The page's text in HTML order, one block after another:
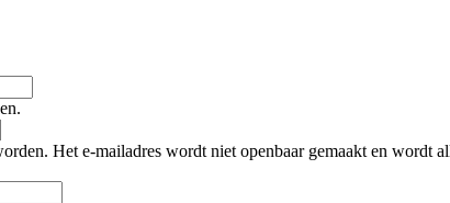
Het e-mailadres wordt niet openbaar gemaakt en